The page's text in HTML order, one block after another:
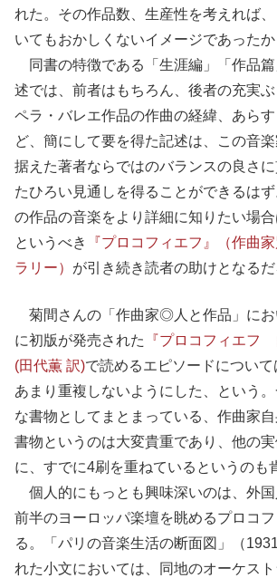
れた。その作品数、生産性を考えれば
いてもおかしくないイメージであったか
同書の特徴である「生涯編」「作品
述では、前者はもちろん、後者の充実
ペラ・バレエ作品の作曲の経緯、あら
ど、簡にして要を得た記述は、この音
据えた著者ならではのバランスの良さ
たひろい見通しを得ることができるは
の作品の音楽をより詳細に知りたい場
というべき
『プロコフィエフ』（作曲
ラリー） が引き続き読者の助けとなるだ
菊間さんの「作曲家◎人と作品」にお
に初版が発売された
『プロコフィエフ
(田代薫 訳)で読めるエピソードについて
あまり重複しないようにした、という
な書物としてまとまっている、作曲家
書物というのは大変貴重であり、他の
に、すでに4刷を重ねているというのも
個人的にもっとも興味深いのは、外
前半のヨーロッパ楽壇を眺めるプロコ
る。「パリの音楽生活の断面図」（
れた小文においては、同地のオーケス